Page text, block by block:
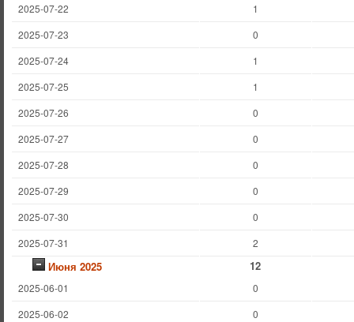
2025-07-22
1
2025-07-23
0
2025-07-24
1
2025-07-25
1
2025-07-26
0
2025-07-27
0
2025-07-28
0
2025-07-29
0
2025-07-30
0
2025-07-31
2
Июня 2025 12
2025-06-01
0
2025-06-02
0